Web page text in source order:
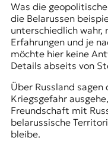
Was die
die Belarussen
unterschiedlich wahr,
Erfahrungen und je
möchte hier keine
Details abseits von
Über Russland
Kriegsgefahr
Freundschaft mit
belarussische
bleibe.